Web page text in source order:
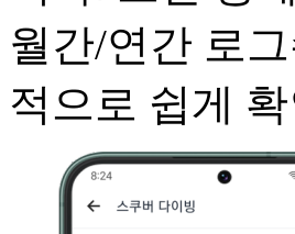
월간/연간 로
적으로 쉽게